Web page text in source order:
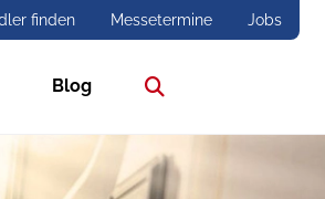
finden Messetermine Jobs
Blog